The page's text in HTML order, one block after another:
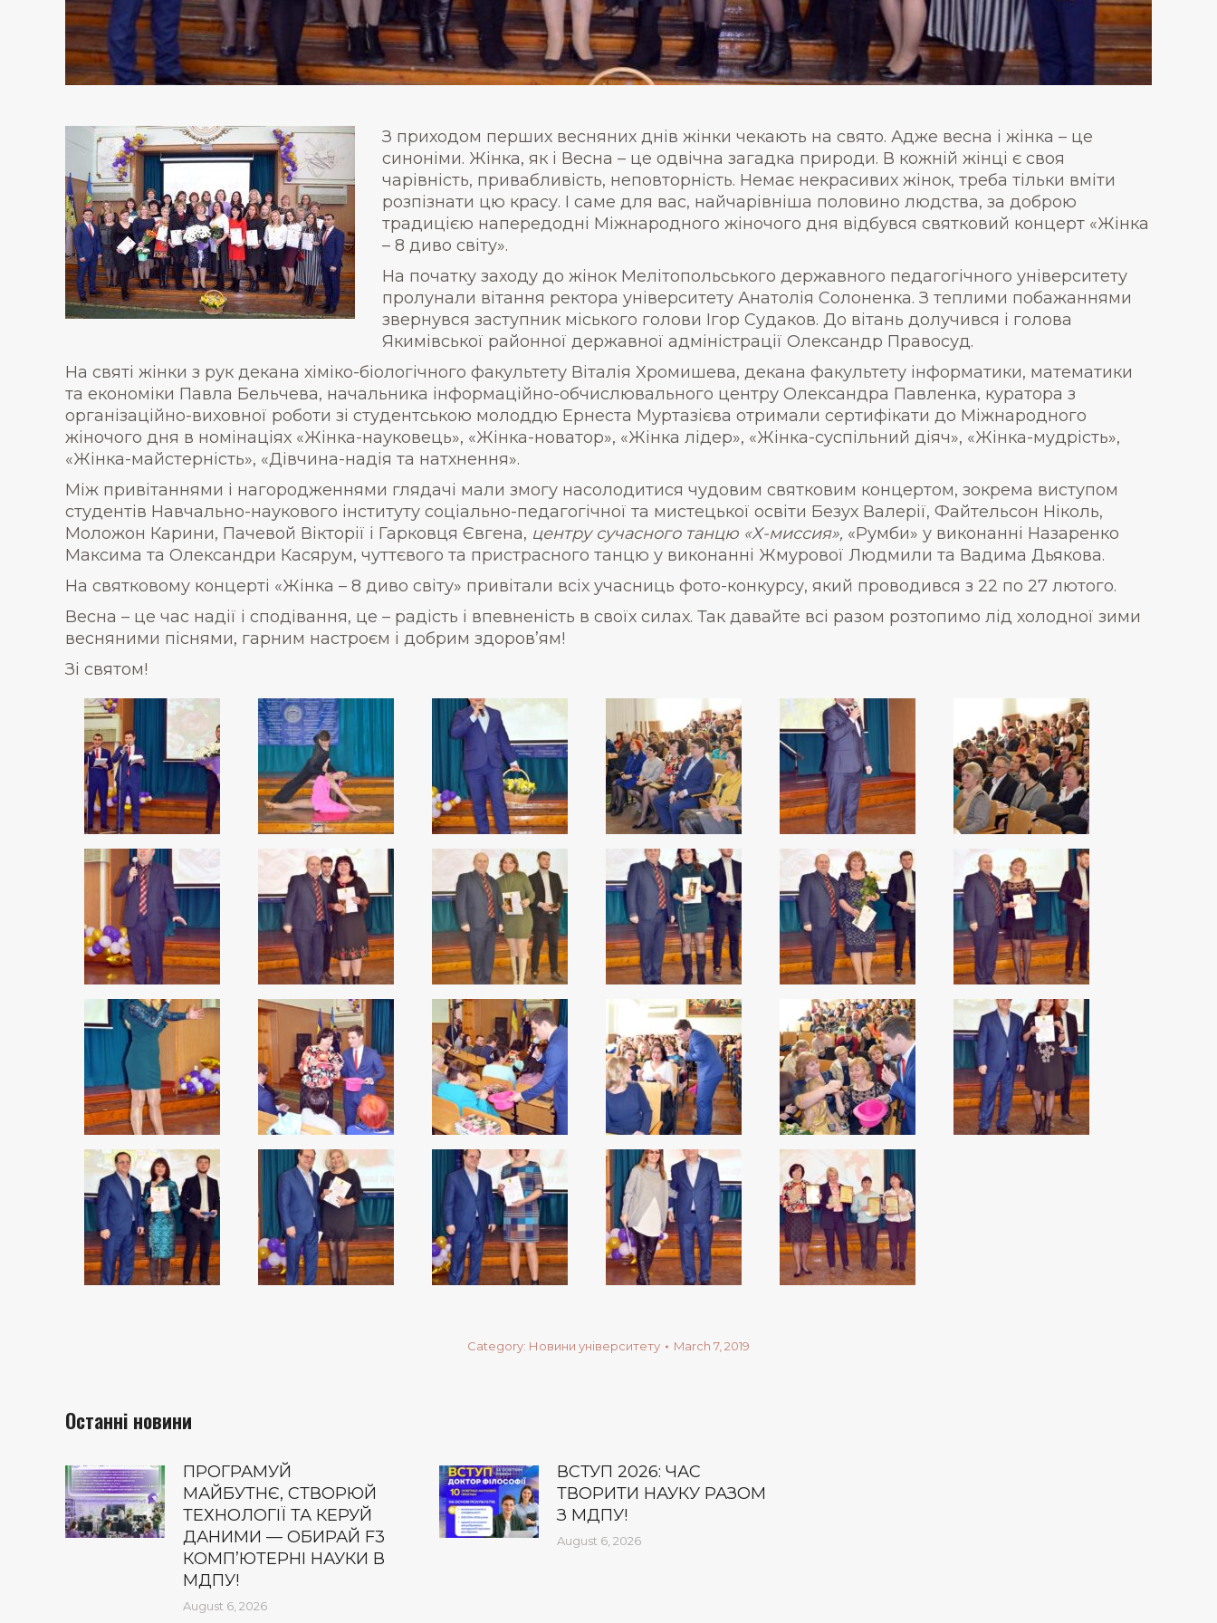
З приходом перших весняних днів жінки чекають на свято. Адже весна і жінка – це
синоніми. Жінка, як і Весна – це одвічна загадка природи. В кожній жінці є своя
чарівність, привабливість, неповторність. Немає некрасивих жінок, треба тільки вміти
розпізнати цю красу. І саме для вас, найчарівніша половино людства, за доброю
традицією напередодні Міжнародного жіночого дня відбувся святковий концерт «Жінка
– 8 диво світу».
На початку заходу до жінок Мелітопольського державного педагогічного університету
пролунали вітання ректора університету Анатолія Солоненка. З теплими побажаннями
звернувся заступник міського голови Ігор Судаков. До вітань долучився і голова
Якимівської районної державної адміністрації Олександр Правосуд.
На святі жінки з рук декана хіміко-біологічного факультету Віталія Хромишева, декана факультету інформатики, математики
та економіки Павла Бельчева, начальника інформаційно-обчислювального центру Олександра Павленка, куратора з
організаційно-виховної роботи зі студентською молоддю Ернеста Муртазієва отримали сертифікати до Міжнародного
жіночого дня в номінаціях «Жінка-науковець», «Жінка-новатор», «Жінка лідер», «Жінка-суспільний діяч», «Жінка-мудрість»,
«Жінка-майстерність», «Дівчина-надія та натхнення».
Між привітаннями і нагородженнями глядачі мали змогу насолодитися чудовим святковим концертом, зокрема виступом
студентів Навчально-наукового інституту соціально-педагогічної та мистецької освіти Безух Валерії, Файтельсон Ніколь,
Моложон Карини, Пачевой Вікторії і Гарковця Євгена, центру сучасного танцю «Х-миссия», «Румби» у виконанні Назаренко
Максима та Олександри Касярум, чуттєвого та пристрасного танцю у виконанні Жмурової Людмили та Вадима Дьякова.
На святковому концерті «Жінка – 8 диво світу» привітали всіх учасниць фото-конкурсу, який проводився з 22 по 27 лютого.
Весна – це час надії і сподівання, це – радість і впевненість в своїх силах. Так давайте всі разом розтопимо лід холодної зими
весняними піснями, гарним настроєм і добрим здоров’ям!
Зі святом!
Category: Новини університету March 7, 2019
Останні новини
ПРОГРАМУЙ
МАЙБУТНЄ, СТВОРЮЙ
ТЕХНОЛОГІЇ ТА КЕРУЙ
ДАНИМИ — ОБИРАЙ F3
КОМП’ЮТЕРНІ НАУКИ В
МДПУ!
August 6, 2026
ВСТУП 2026: ЧАС
ТВОРИТИ НАУКУ РАЗОМ
З МДПУ!
August 6, 2026